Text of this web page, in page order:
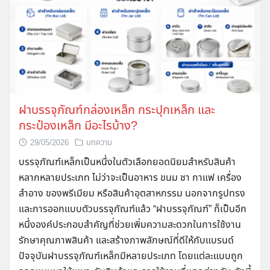
ฝาบรรจุภัณฑ์กล่องเหล็ก กระปุกเหล็ก และ
กระป๋องเหล็ก มีอะไรบ้าง?
29/05/2026 บทความ
บรรจุภัณฑ์เหล็กเป็นหนึ่งในตัวเลือกยอดนิยมสำหรับสินค้า
หลากหลายประเภท ไม่ว่าจะเป็นอาหาร ขนม ชา กาแฟ เครื่อง
สำอาง ของพรีเมียม หรือสินค้าอุตสาหกรรม นอกจากรูปทรง
และการออกแบบตัวบรรจุภัณฑ์แล้ว “ฝาบรรจุภัณฑ์” ก็เป็นอีก
หนึ่งองค์ประกอบสำคัญที่ช่วยเพิ่มความสะดวกในการใช้งาน
รักษาคุณภาพสินค้า และสร้างภาพลักษณ์ที่ดีให้กับแบรนด์
ปัจจุบันฝาบรรจุภัณฑ์เหล็กมีหลายประเภท โดยแต่ละแบบถูก